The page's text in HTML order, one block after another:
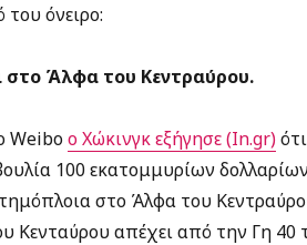
του όνειρο:
στο Άλφα του Κεντραύρου.
Weiboο Χώκινγκ εξήγησε (In.gr)
100 εκατομμυρίων δολλαρίων
στο Άλφα του
Κενταύρου απέχει από την Γη 40